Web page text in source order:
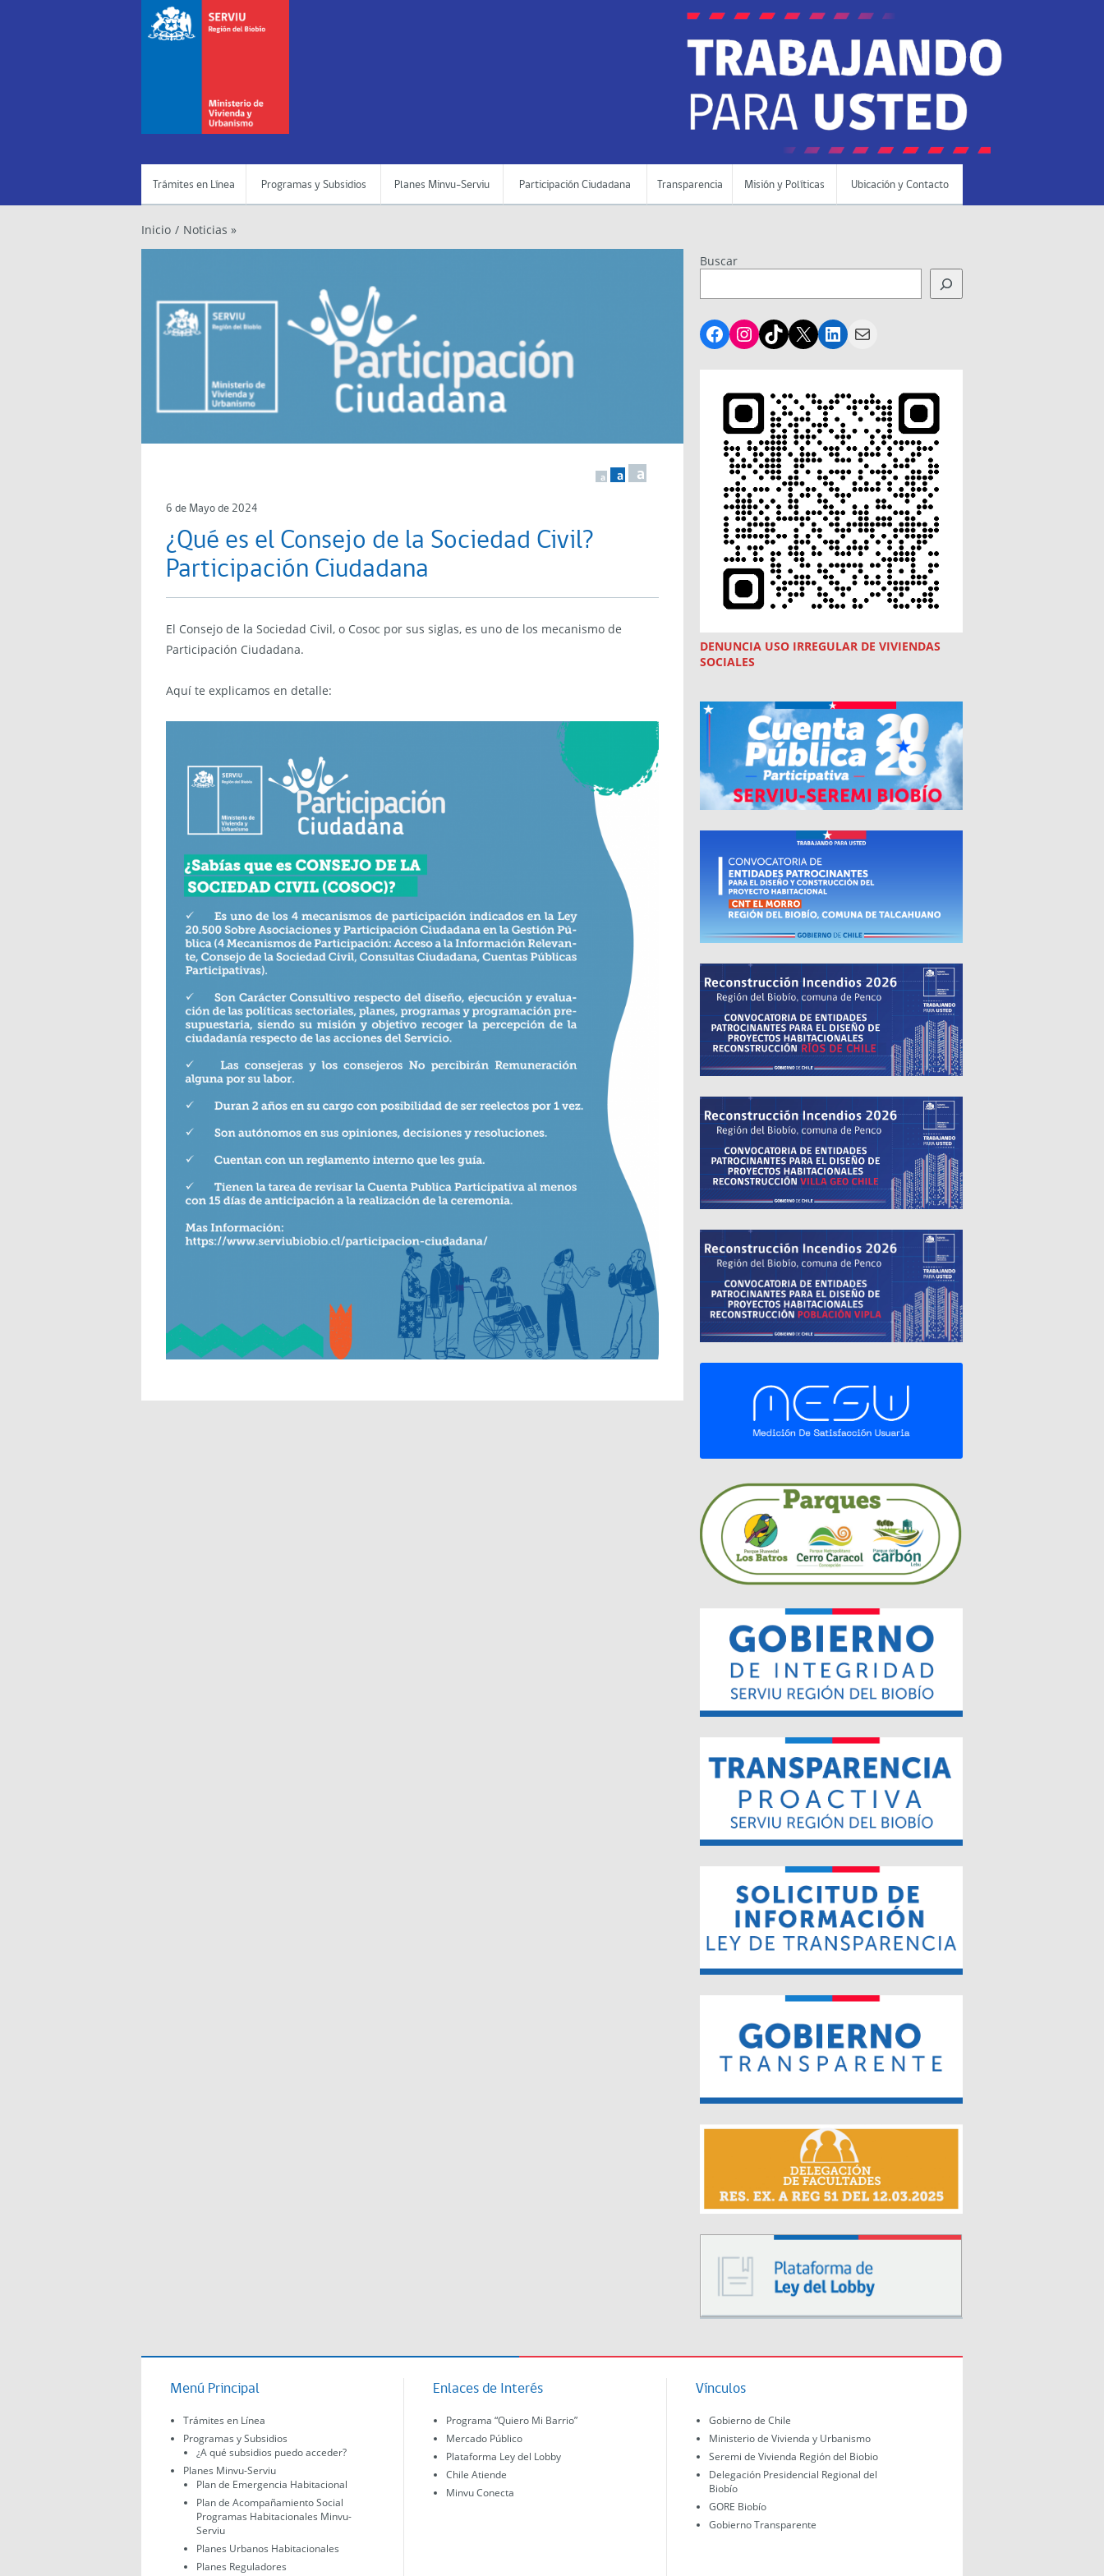
Trámites en Línea Programas y Subsidios Planes Minvu-Serviu Participación Ciudadana Transparencia Misión y Políticas Ubicación y Contacto
Inicio / Noticias »
a a a
6 de Mayo de 2024
¿Qué es el Consejo de la Sociedad Civil?
Participación Ciudadana
El Consejo de la Sociedad Civil, o Cosoc por sus siglas, es uno de los mecanismo de
Participación Ciudadana.
Aquí te explicamos en detalle:
Buscar
Facebook
Instagram
TikTok
X LinkedIn
Mail
DENUNCIA USO IRREGULAR DE VIVIENDAS
SOCIALES
Menú Principal
Trámites en Línea
Programas y Subsidios
¿A qué subsidios puedo acceder?
Planes Minvu-Serviu
Plan de Emergencia Habitacional
Plan de Acompañamiento Social
Programas Habitacionales Minvu-
Serviu
Planes Urbanos Habitacionales
Planes Reguladores
Enlaces de Interés
Programa “Quiero Mi Barrio”
Mercado Público
Plataforma Ley del Lobby
Chile Atiende
Minvu Conecta
Vínculos
Gobierno de Chile
Ministerio de Vivienda y Urbanismo
Seremi de Vivienda Región del Biobio
Delegación Presidencial Regional del
Biobío
GORE Biobío
Gobierno Transparente